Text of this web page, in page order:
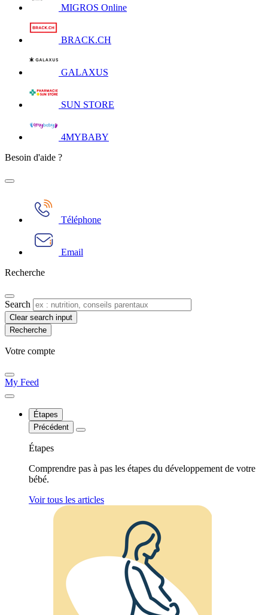
MIGROS Online
BRACK.CH
GALAXUS
SUN STORE
4MYBABY
Besoin d'aide ?
Téléphone
Email
Recherche
Search
Clear search input
Votre compte​
My Feed
Étapes
Précédent
Étapes
Comprendre pas à pas les étapes du développement de votre
bébé.
Voir tous les articles